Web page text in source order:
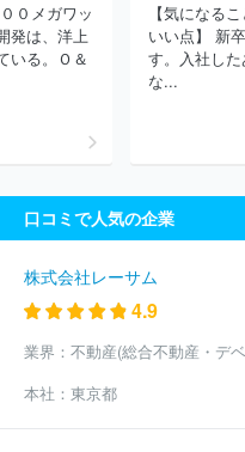
株式会社サニーサイドアップ
ップ株式会社
株式会社リク
カルシステム株式会社
株式
ディングス
ーナショナルグループ株式会社
シグマクシス・ホールディングス
株式会社パソナグループ
社丸井グループ
株式会社ケ
トシステム株式会社
セーホールディングス
ＡＫ
会社
株式会社綜合キャリアオ
ニアリング株式会社
ＭＩＲ
０メガワッ
発は、洋上
いる。Ｏ＆
【気になる
いい点】 新
す。入社し
な...
口コミで人気の企業
株式会社レーサム
4.9
業界： 不動産(総合不動産・デ
本社： 東京都